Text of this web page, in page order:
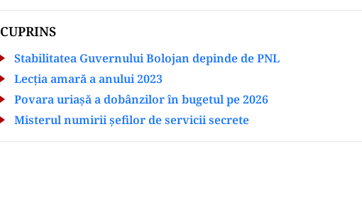
CUPRINS
Stabilitatea Guvernului Bolojan depinde de PNL
Lecția amară a anului 2023
Povara uriașă a dobânzilor în bugetul pe 2026
Misterul numirii șefilor de servicii secrete